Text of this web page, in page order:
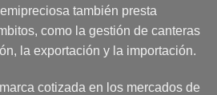
también presta
como la gestión de canteras
la exportación y la importación.
cotizada en los mercados de